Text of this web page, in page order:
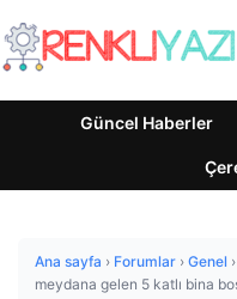
Güncel Haberler
Ana sayfa › Forumlar › Genel ›
meydana gelen 5 katlı bina